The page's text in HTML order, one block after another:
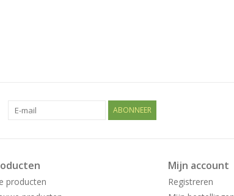
ABONNEER
producten
Mijn account
Registreren